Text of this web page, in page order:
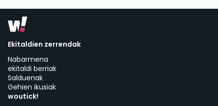
Ekitaldien zerrendak
Nabarmena
ekitaldi berriak
Salduenak
Gehien ikusiak
woutick!